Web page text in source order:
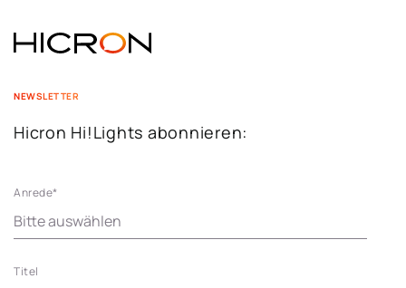
NEWSLETTER
Hicron Hi!Lights abonnieren:
Anrede*
Titel